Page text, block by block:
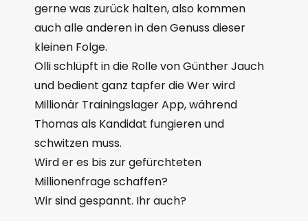
gerne was zurück halten, also kommen
auch alle anderen in den Genuss dieser
kleinen Folge.
Olli schlüpft in die Rolle von Günther Jauch
und bedient ganz tapfer die Wer wird
Millionär Trainingslager App, während
Thomas als Kandidat fungieren und
schwitzen muss.
Wird er es bis zur gefürchteten
Millionenfrage schaffen?
Wir sind gespannt. Ihr auch?